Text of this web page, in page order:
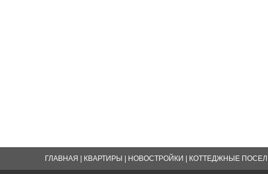
ГЛАВНАЯ КВАРТИРЫ НОВОСТРОЙКИ КОТТЕДЖНЫЕ